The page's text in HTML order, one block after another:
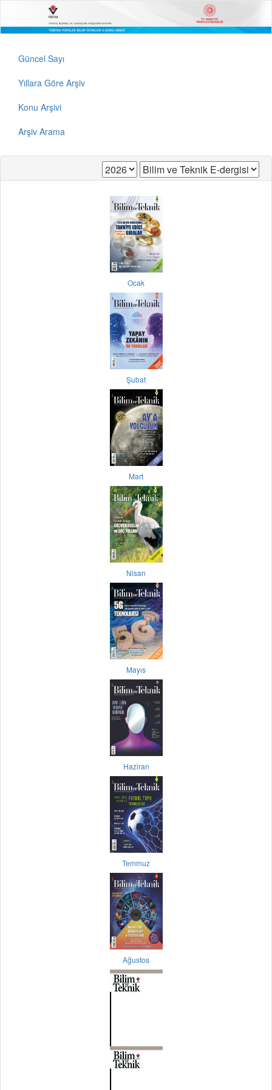
Güncel Sayı
Yıllara Göre Arşiv
Konu Arşivi
Arşiv Arama
Ocak
Şubat
Mart
Nisan
Mayıs
Haziran
Temmuz
Ağustos